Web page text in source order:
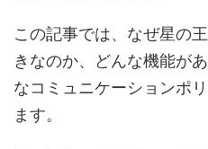
この記事では、なぜ星の
きなのか、どんな機能が
なコミュニケーションポ
ます。